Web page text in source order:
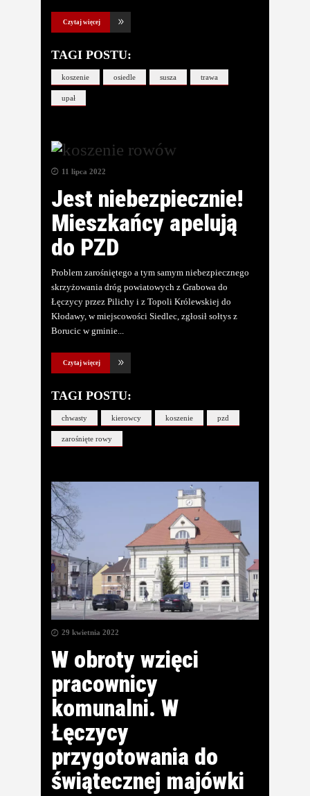
Czytaj więcej
TAGI POSTU:
koszenie osiedle susza trawa
upał
11 lipca 2022
Jest niebezpiecznie!
Mieszkańcy apelują
do PZD
Problem zarośniętego a tym samym niebezpiecznego
skrzyżowania dróg powiatowych z Grabowa do
Łęczycy przez Pilichy i z Topoli Królewskiej do
Kłodawy, w miejscowości Siedlec, zgłosił sołtys z
Borucic w gminie
Czytaj więcej
TAGI POSTU:
chwasty kierowcy koszenie pzd
zarośnięte rowy
29 kwietnia 2022
W obroty wzięci
pracownicy
komunalni. W
Łęczycy
przygotowania do
świątecznej majówki